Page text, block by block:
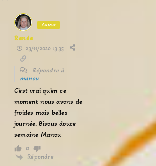
Auteur
Renée
23/11/2020 13:35
Répondre à
manou
C’est vrai qu’en ce
moment nous avons de
froides mais belles
journée. Bisous douce
semaine Manou
0
Répondre